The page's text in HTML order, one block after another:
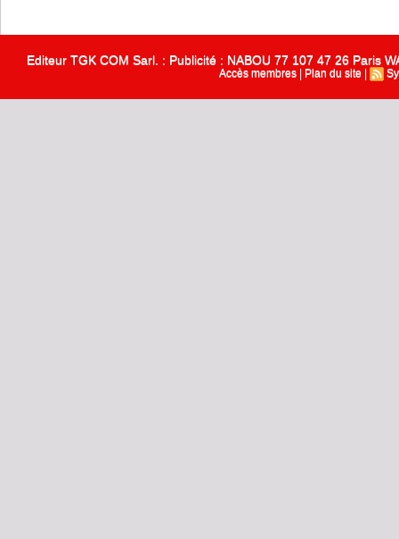
Editeur TGK COM Sarl. : Publicité : NABOU 77 107 47 26 Paris
Accès membres Plan du site